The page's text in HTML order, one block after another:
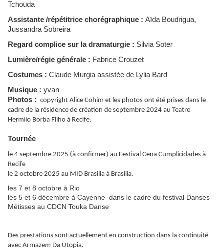
Tchouda
Assistante /répétitrice chorégraphique : Aïda Boudrigua,
Jussandra Sobreira
Regard complice sur la dramaturgie : Silvia Soter
Lumière/régie générale : Fabrice Crouzet
Costumes : Claude Murgia assistée de Lylia Bard
Musique : yvan
Photos : copyright Alice Cohim et les photos ont été prises dans le
cadre de la résidence de création de septembre 2024 au Teatro
Hermilo Borba Fliho à Recife.
Tournée
le 4 septembre 2025 (à confirmer) au Festival Cena Cumplicidades à
Recife
le 2 octobre 2025 au MID Brasilia à Brasilia.
les 7 et 8 octobre à Rio
les 5 et 6 décembre à Cayenne dans le cadre du festival Danses
Métisses au CDCN Touka Danse
Des prestations sont actuellement en construction dans la continuité
avec Armazem Da Utopia.